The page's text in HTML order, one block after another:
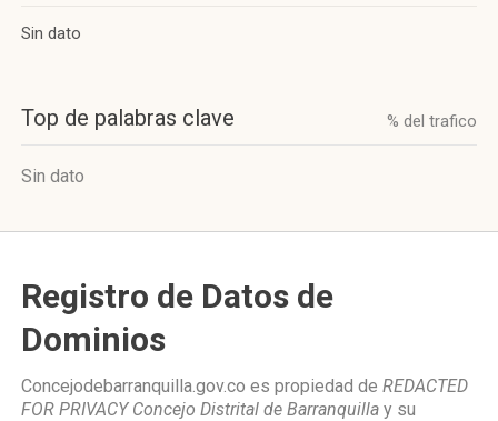
Sin dato
Top de palabras clave % del trafico
Sin dato
Registro de Datos de
Dominios
Concejodebarranquilla.gov.co es propiedad de REDACTED
FOR PRIVACY Concejo Distrital de Barranquilla y su